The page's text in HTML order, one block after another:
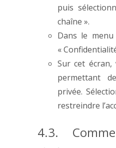
puis
chaîne ».
Dans le
«
Sur cet écran,
permettant
privée.
restreindre
4.3.